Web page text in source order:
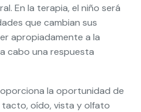
En la terapia, el niño será
que cambian sus
apropiadamente a la
cabo una respuesta
la oportunidad de
oído, vista y olfato